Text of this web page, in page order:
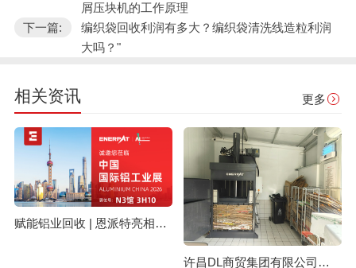
屑压块机的工作原理
下一篇:
编织袋回收利润有多大？编织袋清洗线造粒利润
大吗？"
相关资讯 更多
赋能铝业回收 | 恩派特亮相上海国际铝工业展
许昌DL商贸集团有限公司与恩派特定制立式废纸打包机案例